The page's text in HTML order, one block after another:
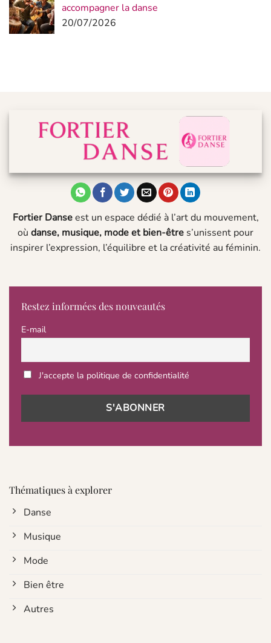
accompagner la danse
20/07/2026
Fortier Danseest un espace dédié à l’art du mouvement,
où danse, musique, mode et bien-être s’unissent pour
inspirer l’expression, l’équilibre et la créativité au féminin.
Restez informées des nouveautés
E-mail
J'accepte la politique de confidentialité
Thématiques à explorer
Danse
Musique
Mode
Bien être
Autres